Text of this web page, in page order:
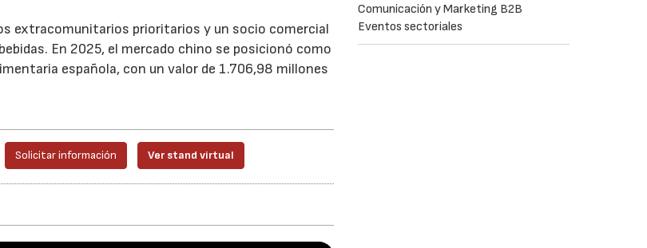
extracomunitarios prioritarios y un socio comercial
En 2025, el mercado chino se posicionó como
española, con un valor de 1.706,98 millones
Solicitar información Ver stand virtual
Comunicación y Marketing B2B
Eventos sectoriales